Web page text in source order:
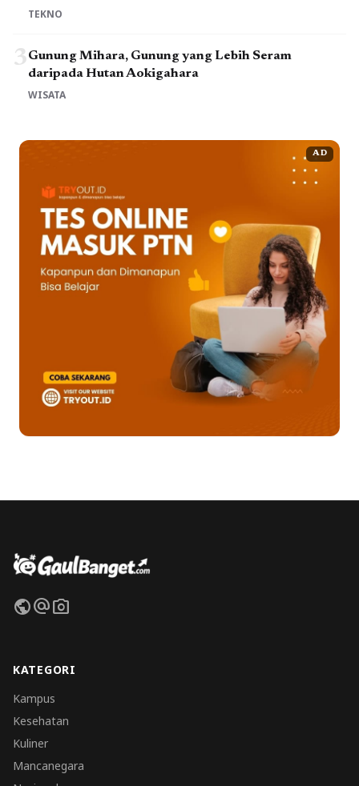
TEKNO
3Gunung Mihara, Gunung yang Lebih Seram
daripada Hutan Aokigahara
WISATA
AD
publicalternate_emailphoto_camera
KATEGORI
Kampus
Kesehatan
Kuliner
Mancanegara